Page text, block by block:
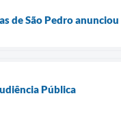
de São Pedro
Pública